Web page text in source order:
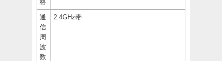
格
通
信
周
波
数
2.4GHz帯